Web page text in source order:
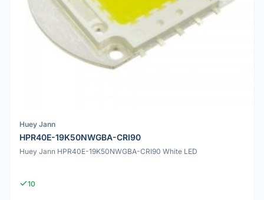
Huey Jann
HPR40E-19K50NWGBA-CRI90
Huey Jann HPR40E-19K50NWGBA-CRI90 White LED
10